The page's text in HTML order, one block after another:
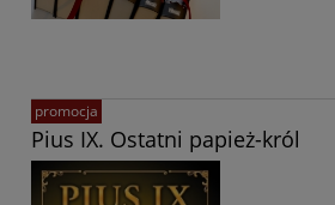
Pius IX. Ostatni papież-król
promocja